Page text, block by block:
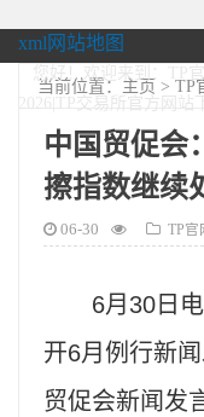
xml网站地图
您好！欢迎来到：TP
2026|TP交易所官方网站
当前位置： 主页 > TP
中国贸促会
擦指数继续
06-30 TP官
6月30日
开6月例行新
贸促会新闻发